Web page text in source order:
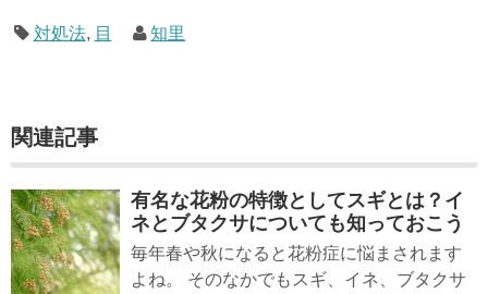
対処法, 目 知里
関連記事
有名な花粉の特徴としてスギとは？イ
ネとブタクサについても知っておこう
毎年春や秋になると花粉症に悩まされます
よね。 そのなかでもスギ、イネ、ブタクサ